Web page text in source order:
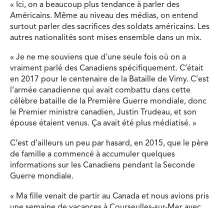
« Ici, on a beaucoup plus tendance à parler des
Américains. Même au niveau des médias, on entend
surtout parler des sacrifices des soldats américains. Les
autres nationalités sont mises ensemble dans un mix.
« Je ne me souviens que d’une seule fois où on a
vraiment parlé des Canadiens spécifiquement. C’était
en 2017 pour le centenaire de la Bataille de Vimy. C’est
l’armée canadienne qui avait combattu dans cette
célèbre bataille de la Première Guerre mondiale, donc
le Premier ministre canadien, Justin Trudeau, et son
épouse étaient venus. Ça avait été plus médiatisé. »
C’est d’ailleurs un peu par hasard, en 2015, que le père
de famille a commencé à accumuler quelques
informations sur les Canadiens pendant la Seconde
Guerre mondiale.
« Ma fille venait de partir au Canada et nous avions pris